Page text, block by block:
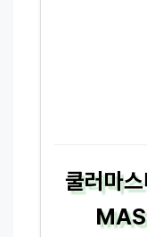
쿨러마